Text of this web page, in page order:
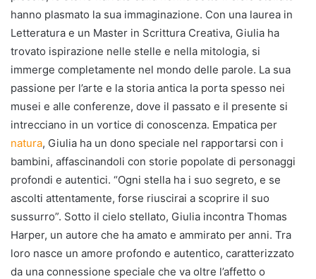
hanno plasmato la sua immaginazione. Con una laurea in
Letteratura e un Master in Scrittura Creativa, Giulia ha
trovato ispirazione nelle stelle e nella mitologia, si
immerge completamente nel mondo delle parole. La sua
passione per l’arte e la storia antica la porta spesso nei
musei e alle conferenze, dove il passato e il presente si
intrecciano in un vortice di conoscenza. Empatica per
natura, Giulia ha un dono speciale nel rapportarsi con i
bambini, affascinandoli con storie popolate di personaggi
profondi e autentici. “Ogni stella ha i suo segreto, e se
ascolti attentamente, forse riuscirai a scoprire il suo
sussurro”. Sotto il cielo stellato, Giulia incontra Thomas
Harper, un autore che ha amato e ammirato per anni. Tra
loro nasce un amore profondo e autentico, caratterizzato
da una connessione speciale che va oltre l’affetto o